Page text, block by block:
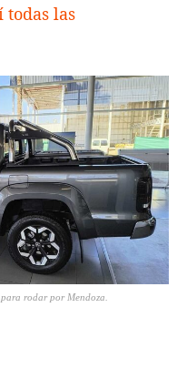
todas las
rodar por Mendoza.